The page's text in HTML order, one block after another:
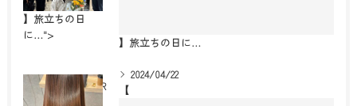
】旅立ちの日
に…">
】旅立ちの日に…
BEAUTECONCIER
2024/04/22
【